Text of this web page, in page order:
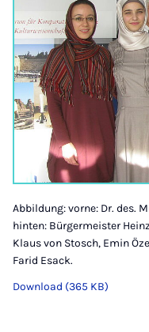
Abbildung: vorne: Dr. des.
hinten: Bürgermeister
Klaus von Stosch, Emin
Farid Esack.
Download (365 KB)